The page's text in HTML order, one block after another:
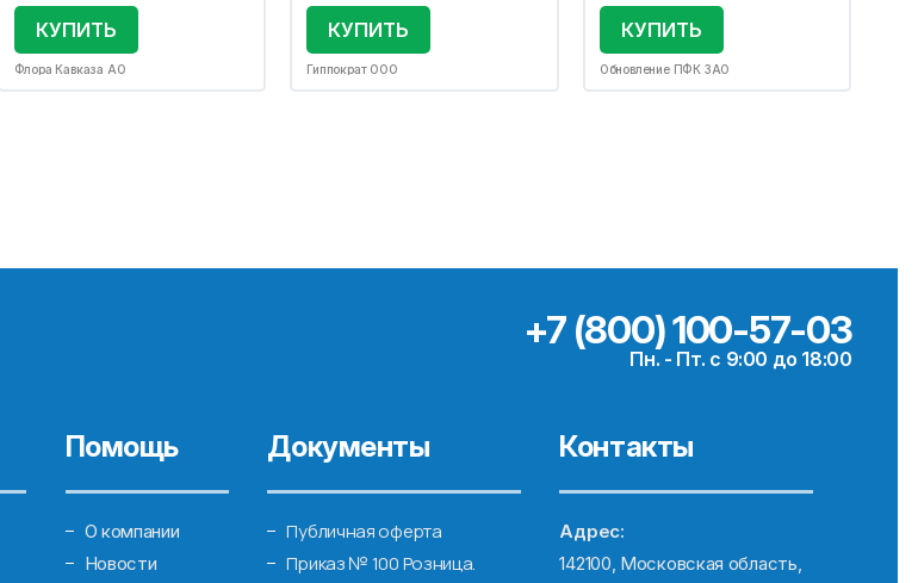
КУПИТЬ
Флора Кавказа АО
КУПИТЬ
Гиппократ ООО
КУПИТЬ
Обновление ПФК ЗАО
+7 (800) 100-57-03
Пн. - Пт. с 9:00 до 18:00
Помощь
О компании
Новости
Документы
Публичная оферта
Приказ № 100 Розница.
Контакты
Адрес:
142100, Московская область,